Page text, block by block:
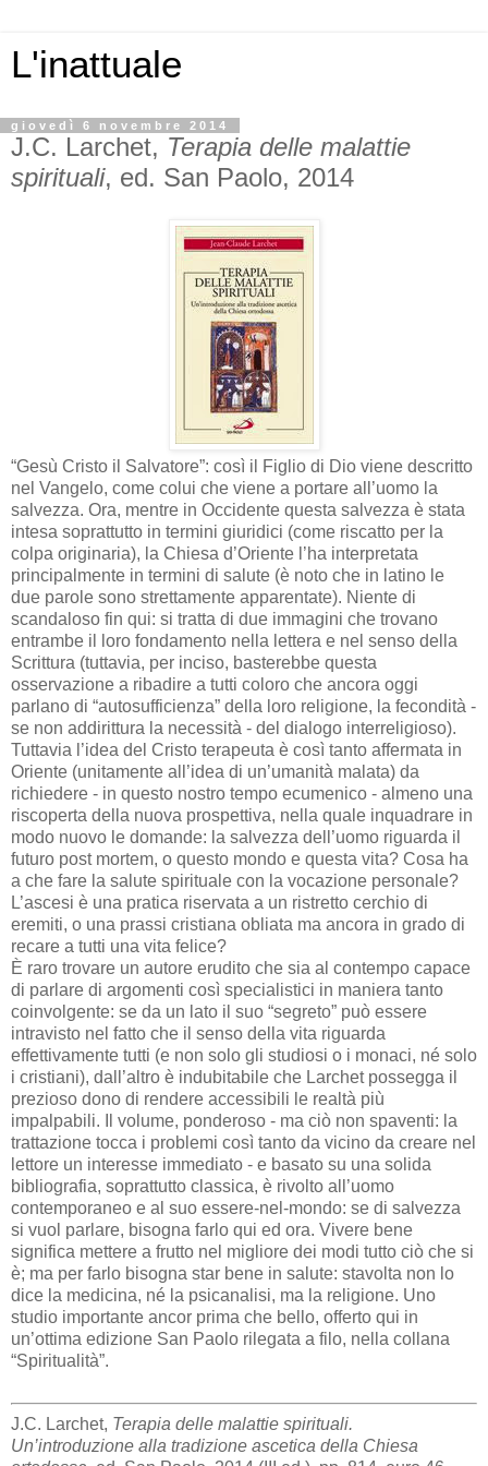
L'inattuale
giovedì 6 novembre 2014
J.C. Larchet, Terapia delle malattie
spirituali, ed. San Paolo, 2014
“Gesù Cristo il Salvatore”: così il Figlio di Dio viene descritto
nel Vangelo, come colui che viene a portare all’uomo la
salvezza. Ora, mentre in Occidente questa salvezza è stata
intesa soprattutto in termini giuridici (come riscatto per la
colpa originaria), la Chiesa d’Oriente l’ha interpretata
principalmente in termini di salute (è noto che in latino le
due parole sono strettamente apparentate). Niente di
scandaloso fin qui: si tratta di due immagini che trovano
entrambe il loro fondamento nella lettera e nel senso della
Scrittura (tuttavia, per inciso, basterebbe questa
osservazione a ribadire a tutti coloro che ancora oggi
parlano di “autosufficienza” della loro religione, la fecondità -
se non addirittura la necessità - del dialogo interreligioso).
Tuttavia l’idea del Cristo terapeuta è così tanto affermata in
Oriente (unitamente all’idea di un’umanità malata) da
richiedere - in questo nostro tempo ecumenico - almeno una
riscoperta della nuova prospettiva, nella quale inquadrare in
modo nuovo le domande: la salvezza dell’uomo riguarda il
futuro post mortem, o questo mondo e questa vita? Cosa ha
a che fare la salute spirituale con la vocazione personale?
L’ascesi è una pratica riservata a un ristretto cerchio di
eremiti, o una prassi cristiana obliata ma ancora in grado di
recare a tutti una vita felice?
È raro trovare un autore erudito che sia al contempo capace
di parlare di argomenti così specialistici in maniera tanto
coinvolgente: se da un lato il suo “segreto” può essere
intravisto nel fatto che il senso della vita riguarda
effettivamente tutti (e non solo gli studiosi o i monaci, né solo
i cristiani), dall’altro è indubitabile che Larchet possegga il
prezioso dono di rendere accessibili le realtà più
impalpabili. Il volume, ponderoso - ma ciò non spaventi: la
trattazione tocca i problemi così tanto da vicino da creare nel
lettore un interesse immediato - e basato su una solida
bibliografia, soprattutto classica, è rivolto all’uomo
contemporaneo e al suo essere-nel-mondo: se di salvezza
si vuol parlare, bisogna farlo qui ed ora. Vivere bene
significa mettere a frutto nel migliore dei modi tutto ciò che si
è; ma per farlo bisogna star bene in salute: stavolta non lo
dice la medicina, né la psicanalisi, ma la religione. Uno
studio importante ancor prima che bello, offerto qui in
un’ottima edizione San Paolo rilegata a filo, nella collana
“Spiritualità”.
J.C. Larchet, Terapia delle malattie spirituali.
Un’introduzione alla tradizione ascetica della Chiesa